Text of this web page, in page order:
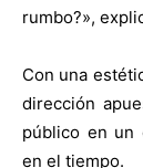
rumbo?»,
Con una
dirección
público en un
en el tiempo.